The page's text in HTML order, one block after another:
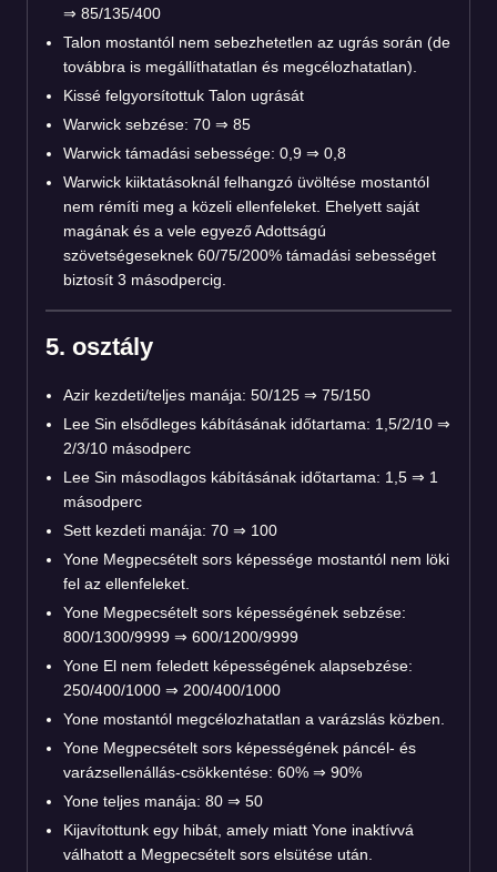
⇒ 85/135/400
Talon mostantól nem sebezhetetlen az ugrás során (de
továbbra is megállíthatatlan és megcélozhatatlan).
Kissé felgyorsítottuk Talon ugrását
Warwick sebzése: 70 ⇒ 85
Warwick támadási sebessége: 0,9 ⇒ 0,8
Warwick kiiktatásoknál felhangzó üvöltése mostantól
nem rémíti meg a közeli ellenfeleket. Ehelyett saját
magának és a vele egyező Adottságú
szövetségeseknek 60/75/200% támadási sebességet
biztosít 3 másodpercig.
5. osztály
Azir kezdeti/teljes manája: 50/125 ⇒ 75/150
Lee Sin elsődleges kábításának időtartama: 1,5/2/10 ⇒
2/3/10 másodperc
Lee Sin másodlagos kábításának időtartama: 1,5 ⇒ 1
másodperc
Sett kezdeti manája: 70 ⇒ 100
Yone Megpecsételt sors képessége mostantól nem löki
fel az ellenfeleket.
Yone Megpecsételt sors képességének sebzése:
800/1300/9999 ⇒ 600/1200/9999
Yone El nem feledett képességének alapsebzése:
250/400/1000 ⇒ 200/400/1000
Yone mostantól megcélozhatatlan a varázslás közben.
Yone Megpecsételt sors képességének páncél- és
varázsellenállás-csökkentése: 60% ⇒ 90%
Yone teljes manája: 80 ⇒ 50
Kijavítottunk egy hibát, amely miatt Yone inaktívvá
válhatott a Megpecsételt sors elsütése után.